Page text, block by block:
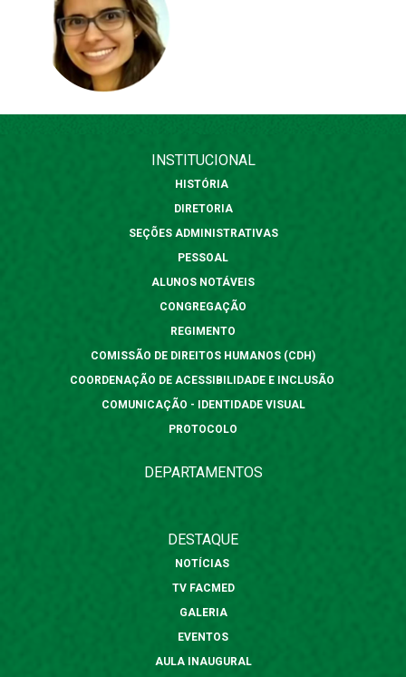
INSTITUCIONAL
HISTÓRIA
DIRETORIA
SEÇÕES ADMINISTRATIVAS
PESSOAL
ALUNOS NOTÁVEIS
CONGREGAÇÃO
REGIMENTO
COMISSÃO DE DIREITOS HUMANOS (CDH)
COORDENAÇÃO DE ACESSIBILIDADE E INCLUSÃO
COMUNICAÇÃO - IDENTIDADE VISUAL
PROTOCOLO
DEPARTAMENTOS
DESTAQUE
NOTÍCIAS
TV FACMED
GALERIA
EVENTOS
AULA INAUGURAL